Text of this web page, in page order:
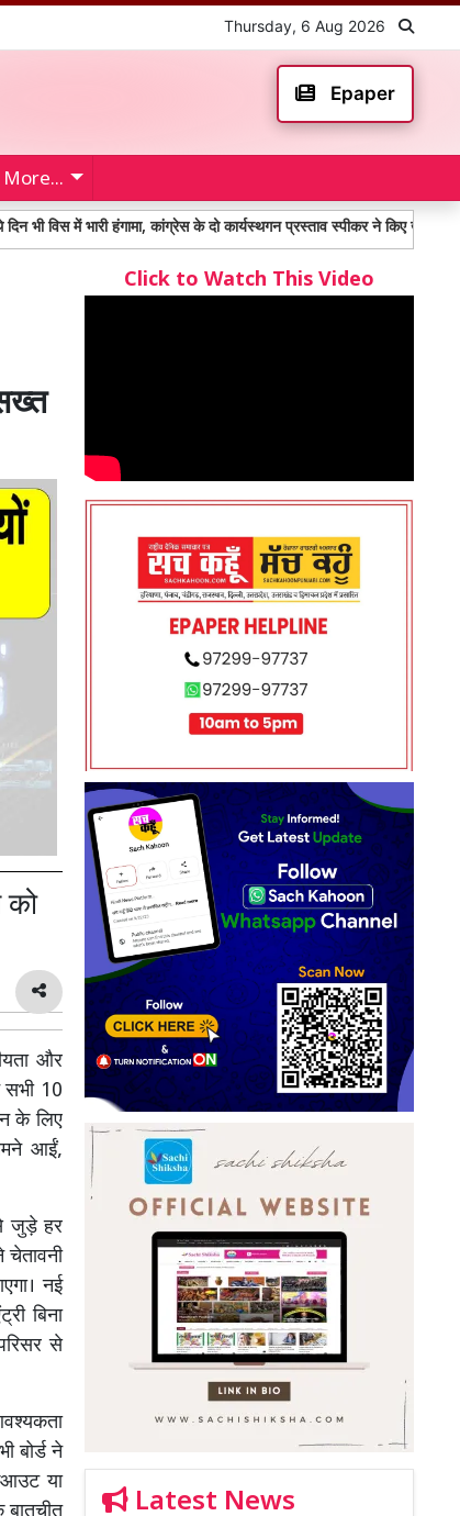
Thursday, 6 Aug 2026
Epaper
More...
में भारी हंगामा, कांग्रेस के दो कार्यस्थगन प्रस्ताव स्पीकर ने किए खारिज
को
और
10
के लिए
आईं,
जुड़े हर
चेतावनी
नई
बिना
से
बोर्ड ने
या
Click to Watch This Video
Latest News